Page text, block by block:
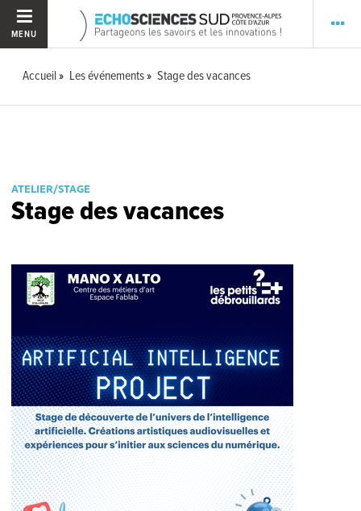
MENU
Accueil Les événements Stage des vacances
ATELIER/STAGE
Stage des vacances